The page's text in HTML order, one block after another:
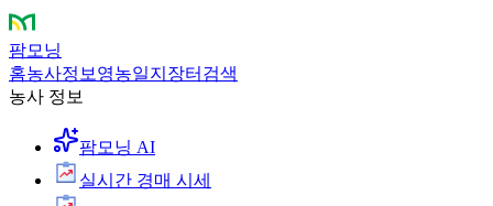
팜모닝
홈농사정보 영농일지 장터 검색
농사 정보
팜모닝 AI
실시간 경매 시세